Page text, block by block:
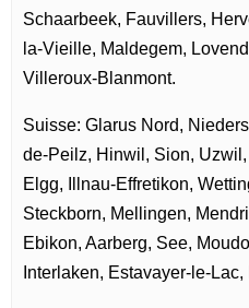
Schaarbeek, Fauvillers,
la-Vieille, Maldegem,
Villeroux-Blanmont.
Suisse: Glarus Nord,
de-Peilz, Hinwil, Sion,
Elgg, Illnau-Effretikon,
Steckborn, Mellingen,
Ebikon, Aarberg, See,
Interlaken, Estavayer-le-Lac,